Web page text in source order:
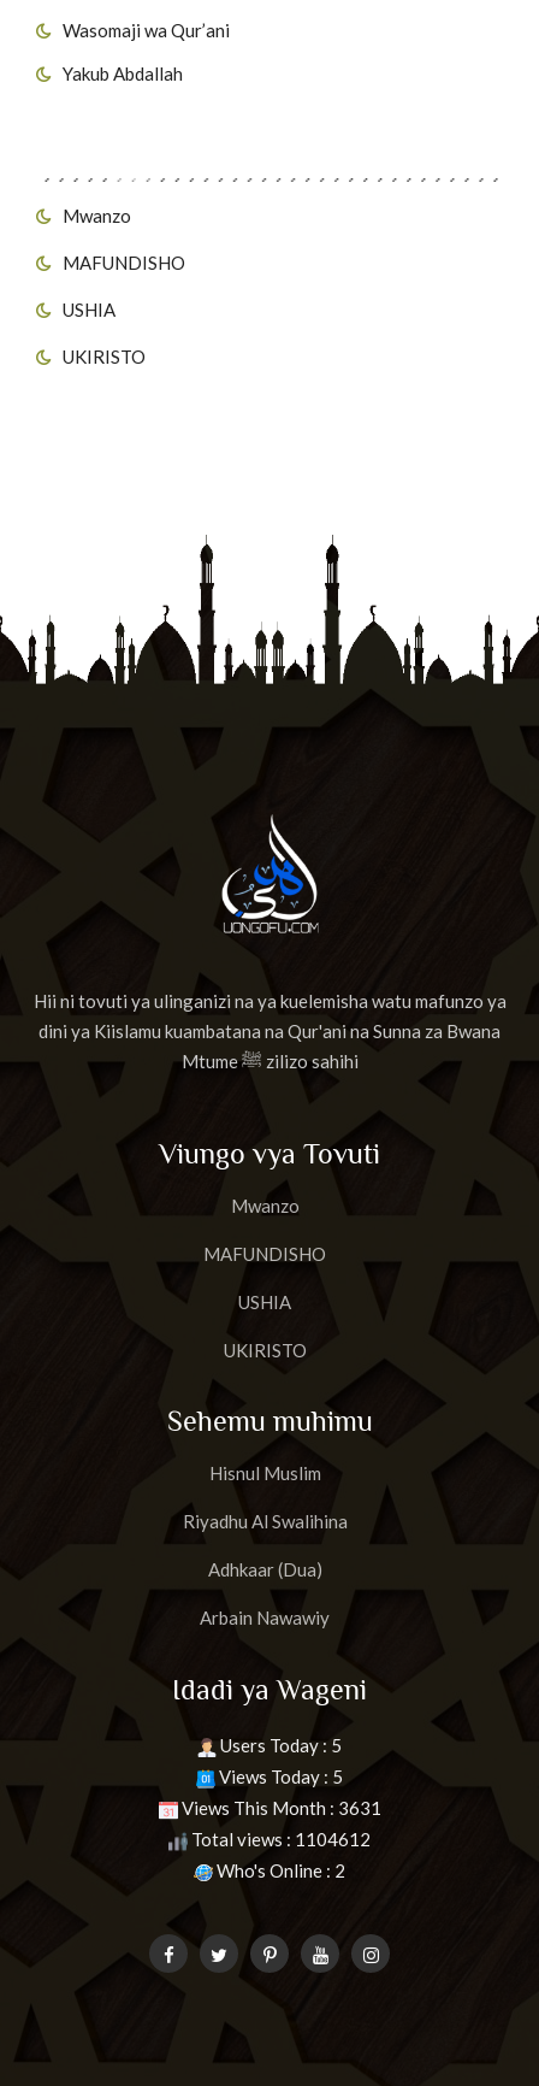
Wasomaji wa Qur’ani
Yakub Abdallah
Mwanzo
MAFUNDISHO
USHIA
UKIRISTO
Hii ni tovuti ya ulinganizi na ya kuelemisha watu mafunzo ya
dini ya Kiislamu kuambatana na Qur'ani na Sunna za Bwana
Mtume ﷺ zilizo sahihi
Viungo vya Tovuti
Mwanzo
MAFUNDISHO
USHIA
UKIRISTO
Sehemu muhimu
Hisnul Muslim
Riyadhu Al Swalihina
Adhkaar (Dua)
Arbain Nawawiy
Idadi ya Wageni
Users Today : 5
Views Today : 5
Views This Month : 3631
Total views : 1104612
Who's Online : 2